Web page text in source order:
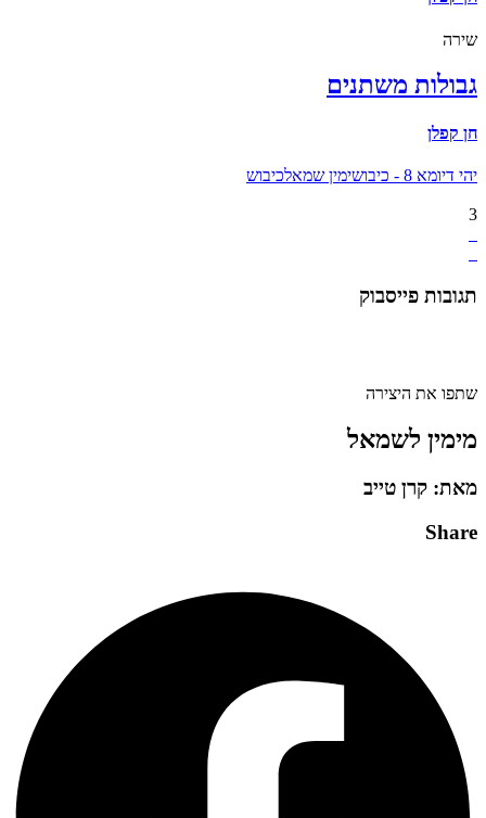
שירה
גבולות משתנים
חן קפלן
יהי דיומא 8 - כיבוש ימין שמאלכיבוש
3
תגובות פייסבוק
שתפו את היצירה
מימין לשמאל
מאת: קרן טייב
Share